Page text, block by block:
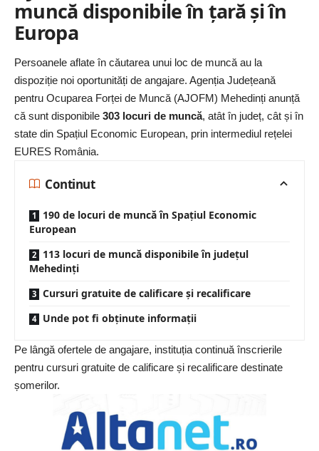
muncă disponibile în țară și în
Europa
Persoanele aflate în căutarea unui loc de muncă au la
dispoziție noi oportunități de angajare. Agenția Județeană
pentru Ocuparea Forței de Muncă (AJOFM) Mehedinți anunță
că sunt disponibile 303 locuri de muncă, atât în județ, cât și în
state din Spațiul Economic European, prin intermediul rețelei
EURES România.
Continut
190 de locuri de muncă în Spațiul Economic
European
113 locuri de muncă disponibile în județul
Mehedinți
Cursuri gratuite de calificare și recalificare
Unde pot fi obținute informații
Pe lângă ofertele de angajare, instituția continuă înscrierile
pentru cursuri gratuite de calificare și recalificare destinate
șomerilor.